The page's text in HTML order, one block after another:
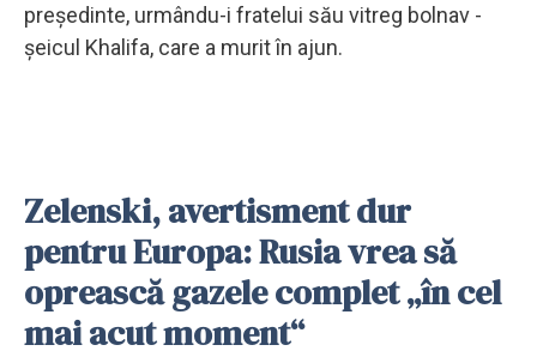
preşedinte, urmându-i fratelui său vitreg bolnav -
şeicul Khalifa, care a murit în ajun.
Zelenski, avertisment dur
pentru Europa: Rusia vrea să
oprească gazele complet „în cel
mai acut moment“